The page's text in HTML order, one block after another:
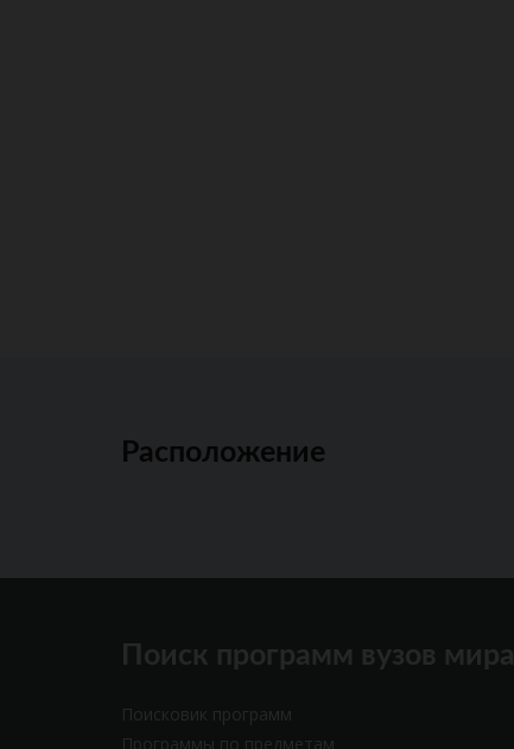
Расположение
Поиск программ вузов мира
Поисковик программ
Программы по предметам